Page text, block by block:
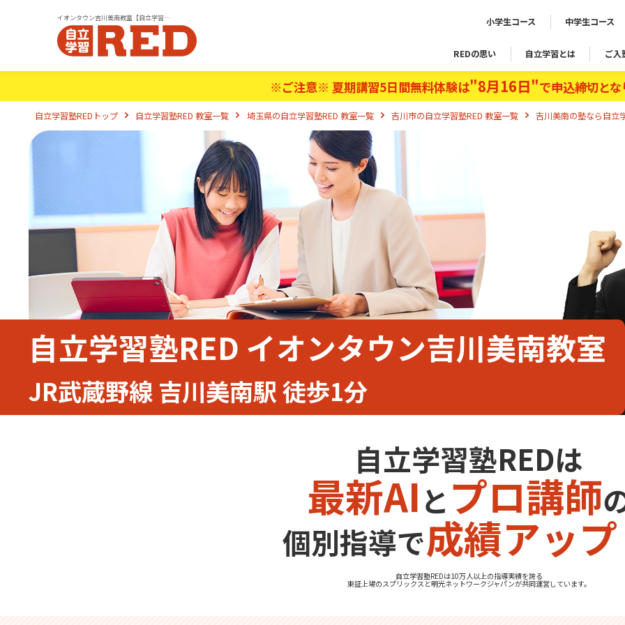
イオンタウン吉川美南教室【自立学習塾RED(レッド)】｜小学生・中学生・高校生の学習塾 小学生コース 中学生コース
REDの思い 自立学習とは ご入
※ご注意※ 夏期講習5日間無料体験は"8月16日"で申込締切と
自立学習塾REDトップ 自立学習塾RED 教室一覧 埼玉県の自立学習塾RED 教室一覧 吉川市の自立学習塾RED 教室一覧 吉川美南の塾なら自立
自立学習塾RED イオンタウン吉川美南教室
JR武蔵野線 吉川美南駅 徒歩1分
自立学習塾REDは
最新AIとプロ講師
個別指導で成績アッ
自立学習塾REDは10万人以上の指導実績を誇る
東証上場の スプリックス と明光ネットワークジャパンが共同運営しています。